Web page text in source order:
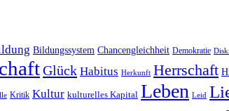
Bildungssystem Chancengleichheit Demokratie
Glück Habitus Herkunft Herrschaft
Kritik Kultur kulturelles Kapital Leben Leid